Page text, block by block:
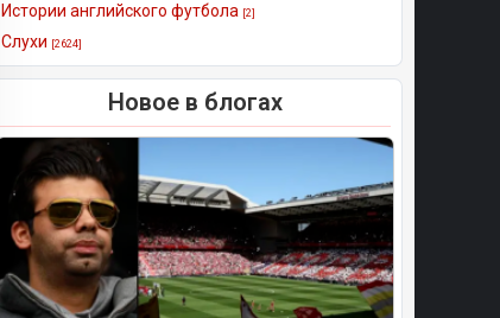
Истории английского футбола [2]
Слухи [2624]
Новое в блогах